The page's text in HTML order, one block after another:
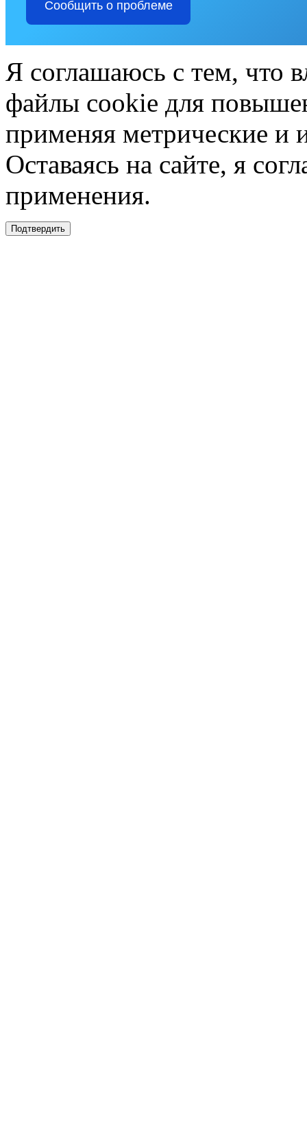
Сообщить о проблеме
Я соглашаюсь с тем, что
файлы cookie для
применяя метрические и
Оставаясь на сайте, я
применения.
Подтвердить